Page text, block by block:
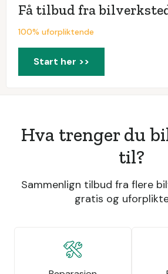
Få tilbud fra
100% uforpliktende
Start her >>
Hva trenger du
til?
Sammenlign tilbud fra flere
gratis og